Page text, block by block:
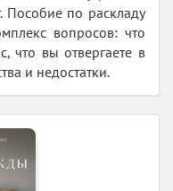
Пособие по раскладу
вопросов: что
что вы отвергаете в
и недостатки.